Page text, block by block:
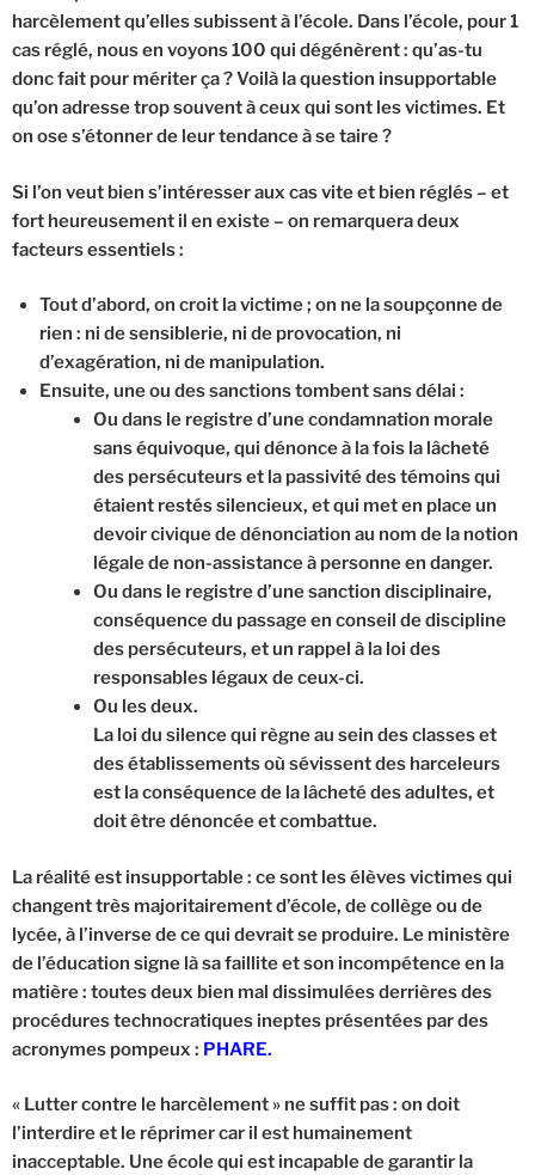
harcèlement qu’elles subissent à l’école. Dans l’école, pour 1
cas réglé, nous en voyons 100 qui dégénèrent : qu’as-tu
donc fait pour mériter ça ? Voilà la question insupportable
qu’on adresse trop souvent à ceux qui sont les victimes. Et
on ose s’étonner de leur tendance à se taire ?
Si l’on veut bien s’intéresser aux cas vite et bien réglés – et
fort heureusement il en existe – on remarquera deux
facteurs essentiels :
Tout d’abord, on croit la victime ; on ne la soupçonne de
rien : ni de sensiblerie, ni de provocation, ni
d’exagération, ni de manipulation.
Ensuite, une ou des sanctions tombent sans délai :
Ou dans le registre d’une condamnation morale
sans équivoque, qui dénonce à la fois la lâcheté
des persécuteurs et la passivité des témoins qui
étaient restés silencieux, et qui met en place un
devoir civique de dénonciation au nom de la notion
légale de non-assistance à personne en danger.
Ou dans le registre d’une sanction disciplinaire,
conséquence du passage en conseil de discipline
des persécuteurs, et un rappel à la loi des
responsables légaux de ceux-ci.
Ou les deux.
La loi du silence qui règne au sein des classes et
des établissements où sévissent des harceleurs
est la conséquence de la lâcheté des adultes, et
doit être dénoncée et combattue.
La réalité est insupportable : ce sont les élèves victimes qui
changent très majoritairement d’école, de collège ou de
lycée, à l’inverse de ce qui devrait se produire. Le ministère
de l’éducation signe là sa faillite et son incompétence en la
matière : toutes deux bien mal dissimulées derrières des
procédures technocratiques ineptes présentées par des
acronymes pompeux : PHARE.
« Lutter contre le harcèlement » ne suffit pas : on doit
l’interdire et le réprimer car il est humainement
inacceptable. Une école qui est incapable de garantir la